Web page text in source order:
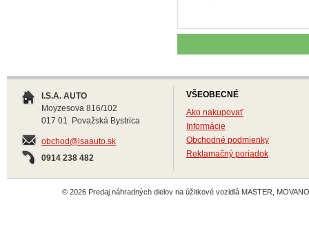
I.S.A. AUTO
Moyzesova 816/102
017 01 Považská Bystrica
obchod@isaauto.sk
0914 238 482
VŠEOBECNÉ
Ako nakupovať
Informácie
Obchodné podmienky
Reklamačný poriadok
© 2026 Predaj náhradných dielov na úžitkové vozidlá MASTER,